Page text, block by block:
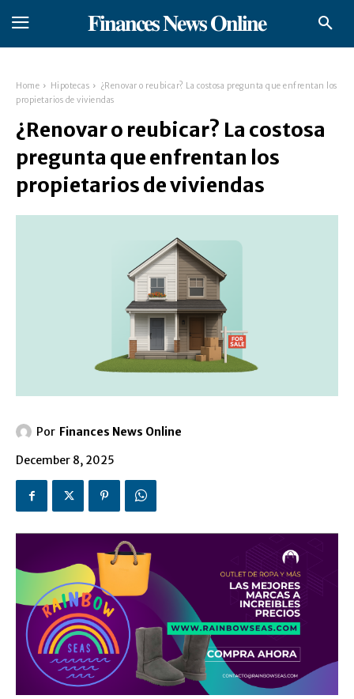
𝐅𝐢𝐧𝐚𝐧𝐜𝐞𝐬 𝐍𝐞𝐰𝐬 𝐎𝐧𝐥𝐢𝐧𝐞
Home Hipotecas
¿Renovar o reubicar? La costosa pregunta que enfrentan los
propietarios de viviendas
¿Renovar o reubicar? La costosa
pregunta que enfrentan los
propietarios de viviendas
Por Finances News Online
December 8, 2025